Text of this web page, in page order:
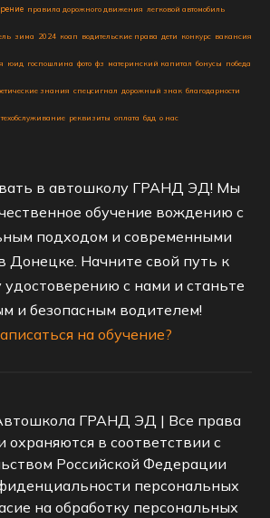
правила дорожного движения легковой автомобиль
зима 2024 коап водительские права дети конкурс вакансия
юид госпошлина фото фз материнский капитал бонусы победа
знания спецсигнал дорожный знак благодарности
техобслуживание реквизиты оплата бдд о нас
в автошколу ГРАНД ЭД! Мы
обучение вождению с
подходом и современными
Донецке. Начните свой путь к
с нами и станьте
и безопасным водителем!
на обучение?
ГРАНД ЭД | Все права
в соответствии с
Российской Федерации
персональных
на обработку персональных